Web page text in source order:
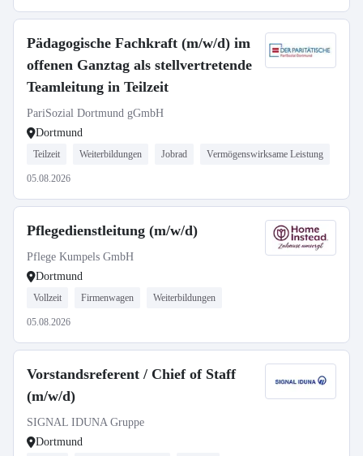
Pädagogische Fachkraft (m/w/d) im
offenen Ganztag als stellvertretende
Teamleitung in Teilzeit
PariSozial Dortmund gGmbH
Dortmund
Teilzeit Weiterbildungen Jobrad Vermögenswirksame Leistung
05.08.2026
Pflegedienstleitung (m/w/d)
Pflege Kumpels GmbH
Dortmund
Vollzeit Firmenwagen Weiterbildungen
05.08.2026
Vorstandsreferent / Chief of Staff
(m/w/d)
SIGNAL IDUNA Gruppe
Dortmund